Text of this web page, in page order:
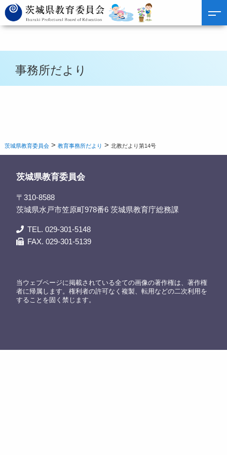
事務所だより
茨城県教育委員会 >教育事務所だより >北教だより第14号
茨城県教育委員会
〒310-8588
茨城県水戸市笠原町978番6 茨城県教育庁総務課
TEL. 029-301-5148
FAX. 029-301-5139
当ウェブページに掲載されている全ての画像の著作権は、著作権
者に帰属します。権利者の許可なく複製、転用などの二次利用を
することを固く禁じます。